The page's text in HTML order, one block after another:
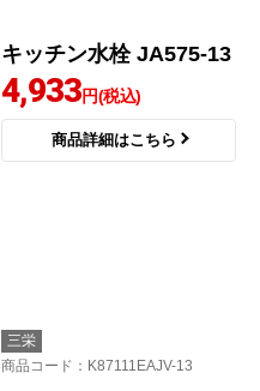
キッチン水栓 JA575-13
4,933円(税込)
商品詳細はこちら
三栄
商品コード ：K87111EAJV-13